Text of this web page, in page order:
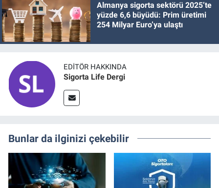
Almanya sigorta sektörü 2025’te
yüzde 6,6 büyüdü: Prim üretimi
254 Milyar Euro’ya ulaştı
EDITÖR HAKKINDA
Sigorta Life Dergi
Bunlar da ilginizi çekebilir